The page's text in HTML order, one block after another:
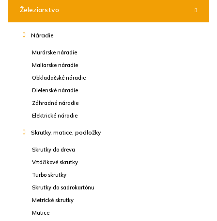
Železiarstvo
Náradie
Murárske náradie
Maliarske náradie
Obkladačské náradie
Dielenské náradie
Záhradné náradie
Elektrické náradie
Skrutky, matice, podložky
Skrutky do dreva
Vrtáčikové skrutky
Turbo skrutky
Skrutky do sadrokartónu
Metrické skrutky
Matice